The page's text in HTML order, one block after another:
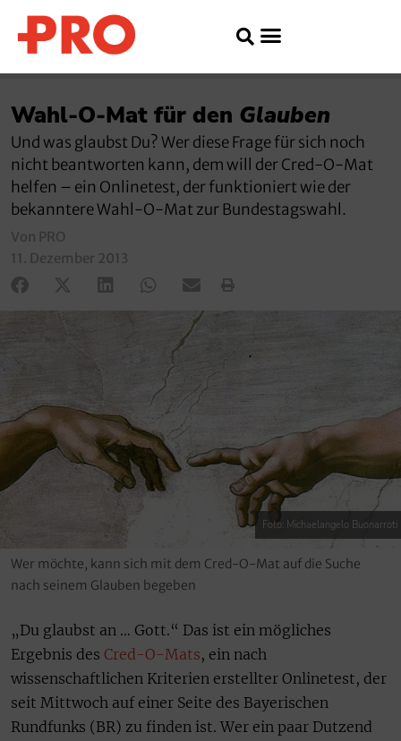
Wahl-O-Mat für den Glauben
Und was glaubst Du? Wer diese Frage für sich noch
nicht beantworten kann, dem will der Cred-O-Mat
helfen – ein Onlinetest, der funktioniert wie der
bekanntere Wahl-O-Mat zur Bundestagswahl.
Von PRO
11. Dezember 2013
Foto: Michaelangelo Buonarroti
Wer möchte, kann sich mit dem Cred-O-Mat auf die Suche
nach seinem Glauben begeben
„Du glaubst an … Gott.“ Das ist ein mögliches
Ergebnis des Cred-O-Mats, ein nach
wissenschaftlichen Kriterien erstellter Onlinetest, der
seit Mittwoch auf einer Seite des Bayerischen
Rundfunks (BR) zu finden ist. Wer ein paar Dutzend